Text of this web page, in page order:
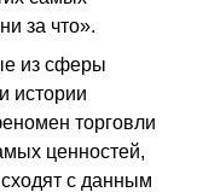
за что».
из сферы
истории
торговли
ценностей,
с данным